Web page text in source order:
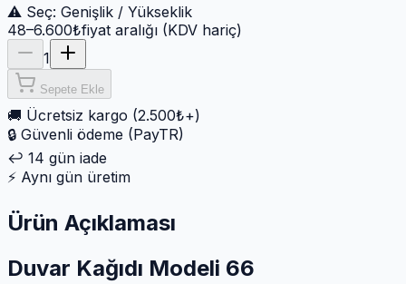
⚠ Seç: Genişlik / Yükseklik
48–6.600₺fiyat aralığı (KDV hariç)
1
Sepete Ekle
🚚 Ücretsiz kargo (2.500₺+)
🔒 Güvenli ödeme (PayTR)
↩️ 14 gün iade
⚡ Aynı gün üretim
Ürün Açıklaması
Duvar Kağıdı Modeli 66